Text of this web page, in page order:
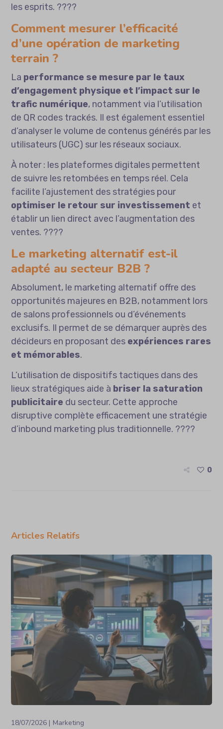
les esprits. ????
Comment mesurer l’efficacité
d’une opération de marketing
terrain ?
La performance se mesure par le taux
d’engagement physique et l’impact sur le
trafic numérique, notamment via l’utilisation
de QR codes trackés. Il est également essentiel
d’analyser le volume de contenus générés par les
utilisateurs (UGC) sur les réseaux sociaux.
À noter : les plateformes digitales permettent
de suivre les retombées en temps réel. Cela
facilite l’ajustement des stratégies pour
optimiser le retour sur investissement et
établir un lien direct avec l’augmentation des
ventes. ????
Le marketing alternatif est-il
adapté au secteur B2B ?
Absolument, le marketing alternatif offre des
opportunités majeures en B2B, notamment lors
de salons professionnels ou d’événements
exclusifs. Il permet de se démarquer auprès des
décideurs en proposant des expériences rares
et mémorables.
L’utilisation de dispositifs tactiques dans des
lieux stratégiques aide à briser la saturation
publicitaire du secteur. Cette approche
disruptive complète efficacement une stratégie
d’inbound marketing plus traditionnelle. ????
0
Articles Relatifs
18/07/2026 Marketing